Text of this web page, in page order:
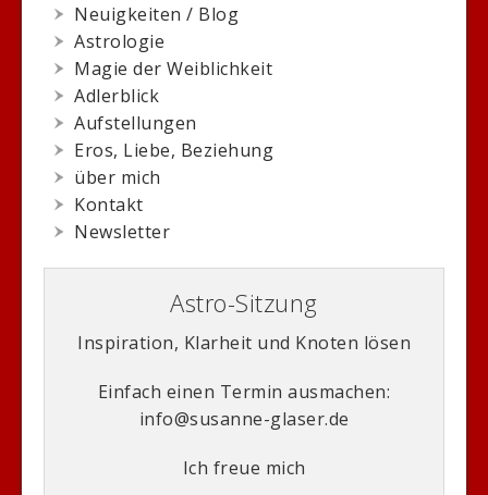
Neuigkeiten / Blog
Astrologie
Magie der Weiblichkeit
Adlerblick
Aufstellungen
Eros, Liebe, Beziehung
über mich
Kontakt
Newsletter
Astro-Sitzung
Inspiration, Klarheit und Knoten lösen
Einfach einen Termin ausmachen:
info@susanne-glaser.de
Ich freue mich